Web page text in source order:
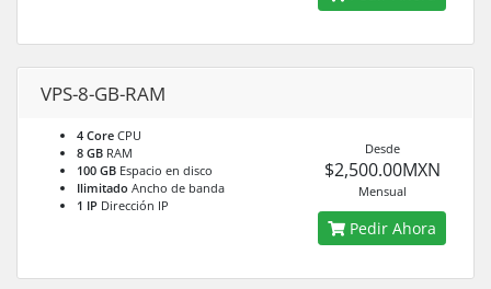
VPS-8-GB-RAM
4 Core CPU
8 GB RAM
100 GB Espacio en disco
Ilimitado Ancho de banda
1 IP Dirección IP
Desde
$2,500.00MXN
Mensual
Pedir Ahora